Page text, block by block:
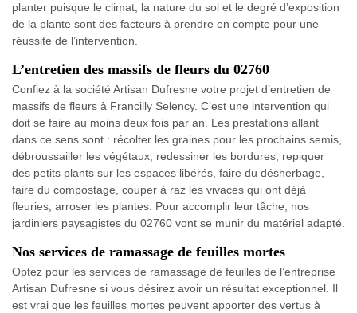
planter puisque le climat, la nature du sol et le degré d’exposition
de la plante sont des facteurs à prendre en compte pour une
réussite de l’intervention.
L’entretien des massifs de fleurs du 02760
Confiez à la société Artisan Dufresne votre projet d’entretien de
massifs de fleurs à Francilly Selency. C’est une intervention qui
doit se faire au moins deux fois par an. Les prestations allant
dans ce sens sont : récolter les graines pour les prochains semis,
débroussailler les végétaux, redessiner les bordures, repiquer
des petits plants sur les espaces libérés, faire du désherbage,
faire du compostage, couper à raz les vivaces qui ont déjà
fleuries, arroser les plantes. Pour accomplir leur tâche, nos
jardiniers paysagistes du 02760 vont se munir du matériel adapté.
Nos services de ramassage de feuilles mortes
Optez pour les services de ramassage de feuilles de l’entreprise
Artisan Dufresne si vous désirez avoir un résultat exceptionnel. Il
est vrai que les feuilles mortes peuvent apporter des vertus à